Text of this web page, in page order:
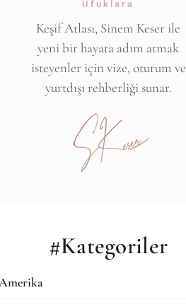
Ufuklara
Keşif Atlası, Sinem Keser ile
yeni bir hayata adım atmak
isteyenler için vize, oturum ve
yurtdışı rehberliği sunar.
#Kategoriler